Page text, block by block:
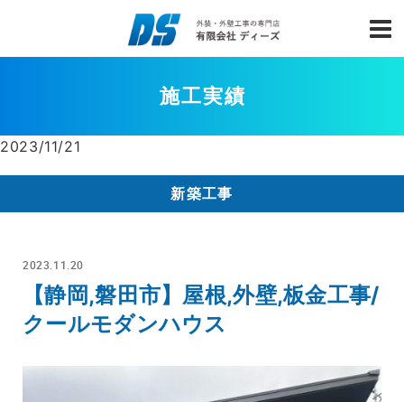
施工実績
2023/11/21
新築工事
2023.11.20
【静岡,磐田市】屋根,外壁,板金工事/
クールモダンハウス